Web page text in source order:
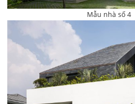
Mẫu nhà số 4